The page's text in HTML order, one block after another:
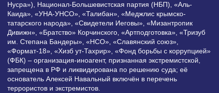
Нусра»), Национал-Большевистская партия (НБП), «Аль-
Каида», «УНА-УНСО», «Талибан», «Меджлис крымско-
татарского народа», «Свидетели Иеговы», «Мизантропик
Дивижн», «Братство» Корчинского, «Артподготовка», «Тризуб
им. Степана Бандеры», «НСО», «Славянский союз»,
«Формат-18», «Хизб ут-Тахрир», «Фонд борьбы с коррупцией»
(ФБК) – организация-иноагент, признанная экстремистской,
запрещена в РФ и ликвидирована по решению суда; её
основатель Алексей Навальный включён в перечень
террористов и экстремистов.